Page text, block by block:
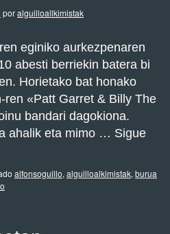
poralguilloallkimistak
eginiko aurkezpenaren
abesti berriekin batera bi
Horietako bat honako
ren «Patt Garret & Billy The
bandari dagokiona.
ahalik eta mimo … Sigue
alfonsoguillo, alguilloalkimistak, burua